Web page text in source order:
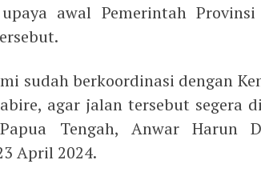
awal Pemerintah
sudah berkoordinasi dengan
agar jalan tersebut segera
Tengah, Anwar Harun
April 2024.